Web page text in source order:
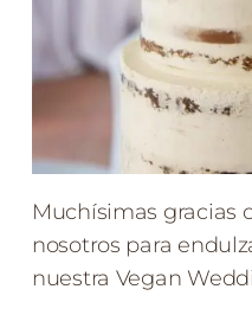
Muchísimas gracias
nosotros para
nuestra Vegan